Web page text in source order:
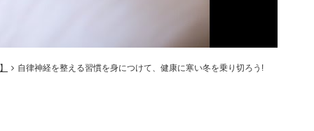
自律神経を整える習慣を身につけて、健康に寒い冬を乗り切ろう!